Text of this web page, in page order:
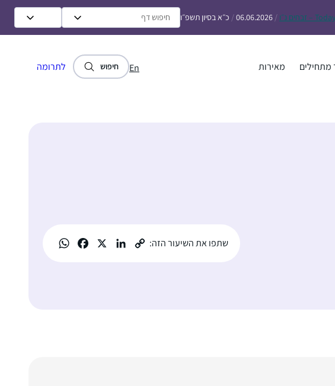
/
06.06.2026
/ כ״א בסיון תשפ״ו
מתחילים מאירות En חיפוש לתרומה
שתפו את השיעור הזה: